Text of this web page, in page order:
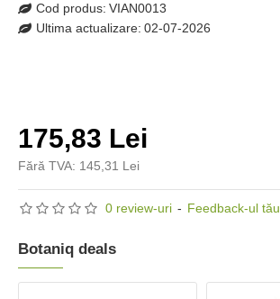
0 review-uri - Feedback-ul tău
175,83 Lei
Fără TVA: 145,31 Lei
Cod produs: VIAN0013
Ultima actualizare: 02-07-2026
Botaniq deals